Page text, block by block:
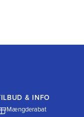
& INFO
Mængderabat